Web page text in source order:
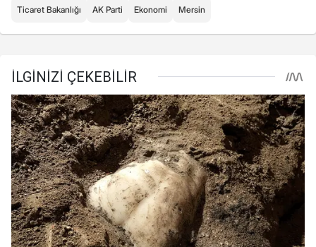
Ticaret Bakanlığı AK Parti Ekonomi Mersin